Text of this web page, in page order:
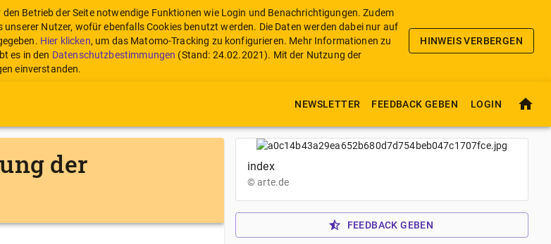
Betrieb der Seite notwendige Funktionen wie Login und Benachrichtigungen. Zudem
unserer Nutzer, wofür ebenfalls Cookies benutzt werden. Die Daten werden dabei nur auf
Hier klicken, um das Matomo-Tracking zu konfigurieren. Mehr Informationen zu
es in den Datenschutzbestimmungen (Stand: 24.02.2021). Mit der Nutzung der
einverstanden.
HINWEIS VERBERGEN
NEWSLETTER FEEDBACK GEBEN LOGIN
der index
©arte.de
FEEDBACK GEBEN